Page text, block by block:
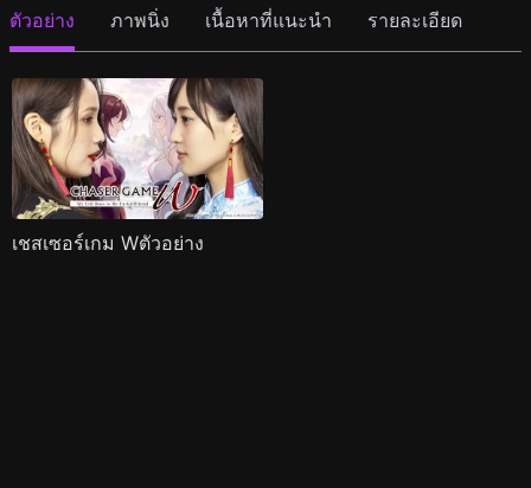
ตัวอย่าง ภาพนิ่ง เนื้อหาที่แนะนำ รายละเอียด
เชสเซอร์เกม Wตัวอย่าง